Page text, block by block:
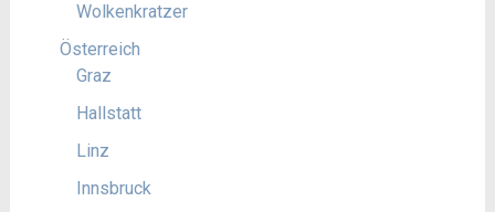
Wolkenkratzer
Österreich
Graz
Hallstatt
Linz
Innsbruck